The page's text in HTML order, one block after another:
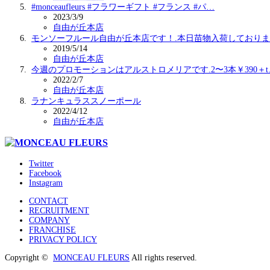
#monceaufleurs #フラワーギフト #フランス #パ…
2023/3/9
自由が丘本店
モンソーフルール自由が丘本店です！.本日苗物入荷しており
2019/5/14
自由が丘本店
今週のプロモーションはアルストロメリアです.2〜3本￥390
2022/2/7
自由が丘本店
ラナンキュラススノーポール
2022/4/12
自由が丘本店
Twitter
Facebook
Instagram
CONTACT
RECRUITMENT
COMPANY
FRANCHISE
PRIVACY POLICY
Copyright © MONCEAU FLEURS All rights reserved.